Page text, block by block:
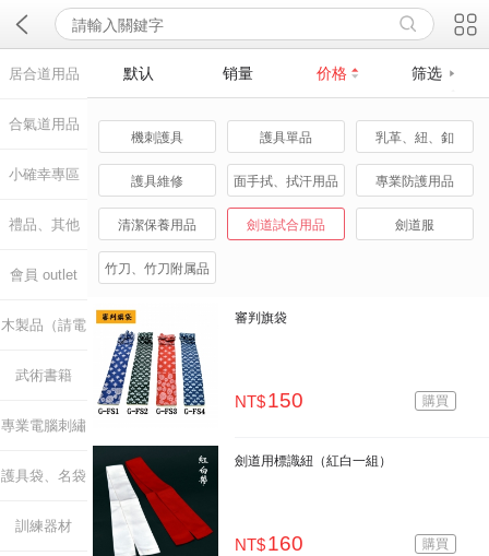

居合道用品
合氣道用品
小確幸專區
禮品、其他
會員 outlet
木製品（請電
洽）
武術書籍
專業電腦刺繡
雕刻
護具袋、名袋
訓練器材
默认 销量 价格 筛选
機刺護具 護具單品 乳革、紐、釦
護具維修 面手拭、拭汗用品 專業防護用品
清潔保養用品 劍道試合用品 劍道服
竹刀、竹刀附属品
審判旗袋
NT$150 購買
劍道用標識紐（紅白一組）
NT$160 購買